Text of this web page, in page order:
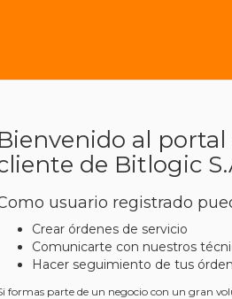
Bienvenido al portal
de Bitlogic
usuario registrado
Crear órdenes de servicio
Comunicarte con nuestros
Hacer seguimiento de tus
formas parte de un negocio con un gran